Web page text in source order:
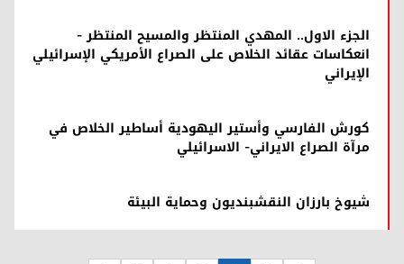
الجزء الاول.. المهدي المنتظر والمسيح المنتظر -
انعكاسات عقائد الخلاص على الصراع الأمريكي الإسرائيلي
الإيراني
كورش الفارسي وأستير اليهودية أساطير الخلاص في
مرآة الصراع الايراني- الاسرائيلي
شيوخ بارزان النقشبنديون وحماية البيئة